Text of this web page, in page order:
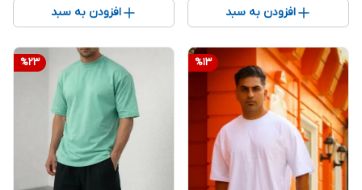
افزودن به سبد افزودن به سبد
%13
%23